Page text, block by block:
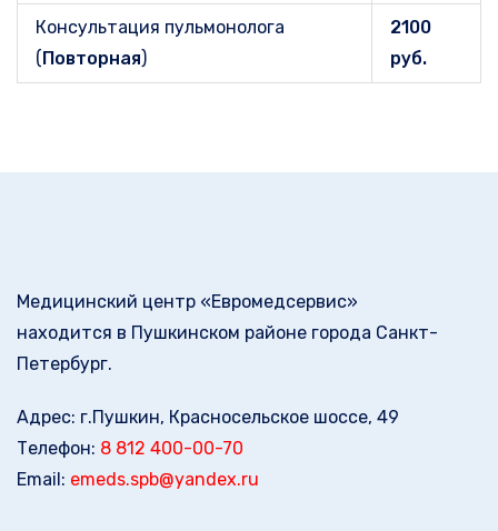
Консультация пульмонолога
( Повторная)
2100
руб.
Медицинский центр «Евромедсервис»
находится в Пушкинском районе города Санкт-
Петербург.
Адрес: г.Пушкин, Красносельское шоссе, 49
Телефон: 8 812 400-00-70
Email: emeds.spb@yandex.ru